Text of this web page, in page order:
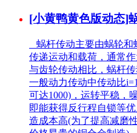
[小黄鸭黄色版动态]
蜗杆传动主要由蜗轮和
传递运动和载荷，通常
与齿轮传动相比，蜗杆
一般动力传动中传动比
可达1000)，运转平稳，
即能获得反行程自锁等
造成本高(为了提高减磨